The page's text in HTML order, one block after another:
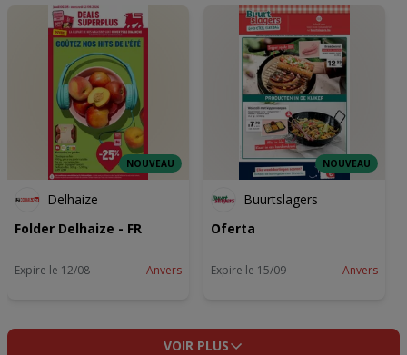
82727Bon2527Ap2520
2520Buurtslagers2520
2520F2026 BAKO FOLDER
NOUVEAU
Delhaize
Folder Delhaize - FR
Expire le 12/08 Anvers
NOUVEAU
Buurtslagers
Oferta
Expire le 15/09 Anvers
VOIR PLUS